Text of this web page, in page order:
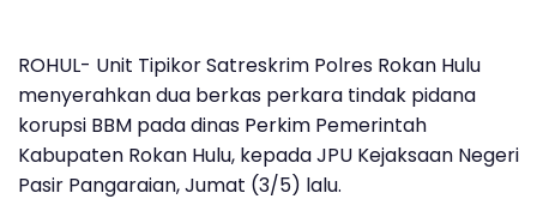
ROHUL- Unit Tipikor Satreskrim Polres Rokan Hulu
menyerahkan dua berkas perkara tindak pidana
korupsi BBM pada dinas Perkim Pemerintah
Kabupaten Rokan Hulu, kepada JPU Kejaksaan Negeri
Pasir Pangaraian, Jumat (3/5) lalu.